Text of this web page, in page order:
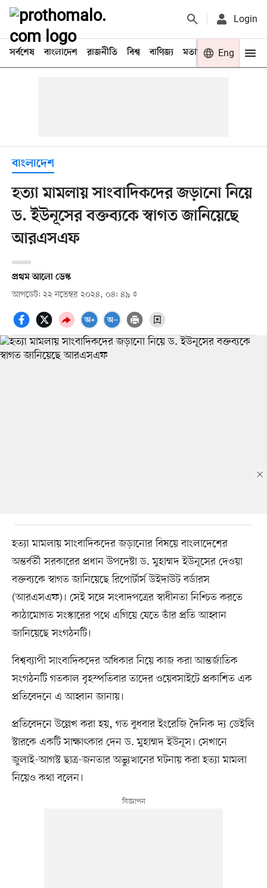
Login
সর্বশেষ বাংলাদেশ রাজনীতি বিশ্ব বাণিজ্য মতামত খেলা
Eng
বাংলাদেশ
হত্যা মামলায় সাংবাদিকদের জড়ানো নিয়ে
ড. ইউনূসের বক্তব্যকে স্বাগত জানিয়েছে
আরএসএফ
প্রথম আলো ডেস্ক
আপডেট: ২২ নভেম্বর ২০২৪, ০৪: ৪৯
হত্যা মামলায় সাংবাদিকদের জড়ানোর বিষয়ে বাংলাদেশের
অন্তর্বর্তী সরকারের প্রধান উপদেষ্টা ড. মুহাম্মদ ইউনূসের দেওয়া
বক্তব্যকে স্বাগত জানিয়েছে রিপোর্টার্স উইদাউট বর্ডারস
(আরএসএফ)। সেই সঙ্গে সংবাদপত্রের স্বাধীনতা নিশ্চিত করতে
কাঠামোগত সংস্কারের পথে এগিয়ে যেতে তাঁর প্রতি আহ্বান
জানিয়েছে সংগঠনটি।
বিশ্বব্যাপী সাংবাদিকদের অধিকার নিয়ে কাজ করা আন্তর্জাতিক
সংগঠনটি গতকাল বৃহস্পতিবার তাদের ওয়েবসাইটে প্রকাশিত এক
প্রতিবেদনে এ আহ্বান জানায়।
প্রতিবেদনে উল্লেখ করা হয়, গত বুধবার ইংরেজি দৈনিক দ্য ডেইলি
স্টারকে একটি সাক্ষাৎকার দেন ড. মুহাম্মদ ইউনূস। সেখানে
জুলাই-আগস্ট ছাত্র-জনতার অভ্যুত্থানের ঘটনায় করা হত্যা মামলা
নিয়েও কথা বলেন।